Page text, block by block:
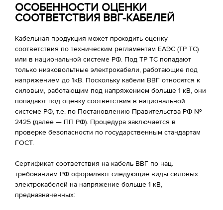
ОСОБЕННОСТИ ОЦЕНКИ
СООТВЕТСТВИЯ ВВГ-КАБЕЛЕЙ
Кабельная продукция может проходить оценку
соответствия по техническим регламентам ЕАЭС (ТР ТС)
или в национальной системе РФ. Под ТР ТС попадают
только низковольтные электрокабели, работающие под
напряжением до 1кВ. Поскольку кабели ВВГ относятся к
силовым, работающим под напряжением больше 1 кВ, они
попадают под оценку соответствия в национальной
системе РФ, т.е. по Постановлению Правительства РФ №
2425 (далее — ПП РФ). Процедура заключается в
проверке безопасности по государственным стандартам
ГОСТ.
Сертификат соответствия на кабель ВВГ по нац.
требованиям РФ оформляют следующие виды силовых
электрокабелей на напряжение больше 1 кВ,
предназначенных: